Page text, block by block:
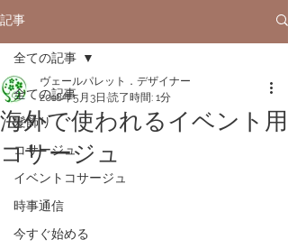
記事
全ての記事
髪飾り
コサージュ
イベントコサージュ
時事通信
今すぐ始める
全ての記事
海外で使われるイベント用
コサージュ
ヴェールパレット．デザイナー
2018年5月3日 読了時間: 1分